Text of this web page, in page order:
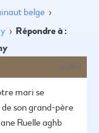
belge ›
› Répondre à :
mari se
son grand-père
Ruelle aghb